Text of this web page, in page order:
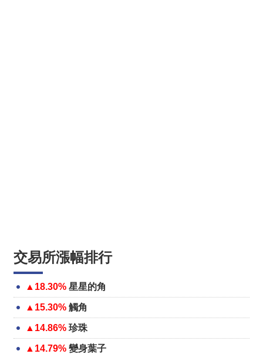
交易所漲幅排行
▲18.30% 星星的角
▲15.30% 觸角
▲14.86% 珍珠
▲14.79% 變身葉子